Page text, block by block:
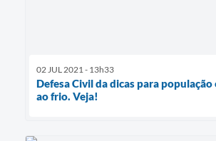
02 JUL 2021 - 13h33
Defesa Civil da dicas para população
ao frio. Veja!